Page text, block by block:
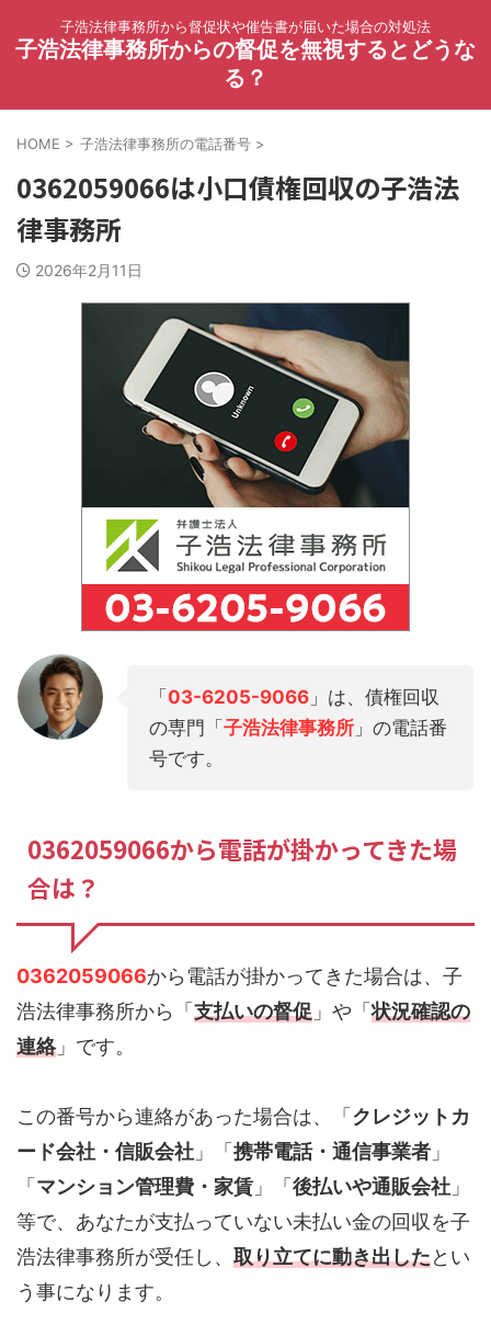
子浩法律事務所から督促状や催告書が届いた場合の対処法
子浩法律事務所からの督促を無視するとどうな
る？
HOME > 子浩法律事務所の電話番号 >
0362059066は小口債権回収の子浩法
律事務所
2026年2月11日
「 03-6205-9066 」は、債権回収
の専門「 子浩法律事務所 」の電話番
号です。
0362059066から電話が掛かってきた場
合は？
0362059066から電話が掛かってきた場合は、子
浩法律事務所から「 支払いの督促 」や「状況確認の
連絡」です。
この番号から連絡があった場合は、「 クレジットカ
ード会社・信販会社 」「 携帯電話・通信事業者 」
「 マンション管理費・家賃 」「 後払いや通販会社 」
等で、あなたが支払っていない未払い金の回収を子
浩法律事務所が受任し、 取り立てに動き出したとい
う事になります。